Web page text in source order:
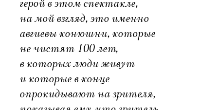
герой в этом спектакле,
на мой взгляд, это именно
авгиевы конюшни, которые
не чистят 100 лет,
в которых люди живут
и которые в конце
опрокидывают на зрителя,